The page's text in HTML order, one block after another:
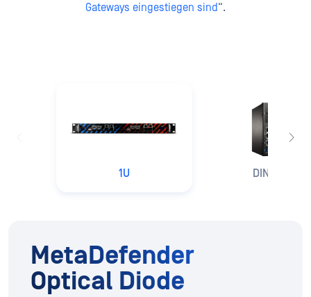
Gateways eingestiegen sind“.
1U DIN-
MetaDefender
Optical Diode